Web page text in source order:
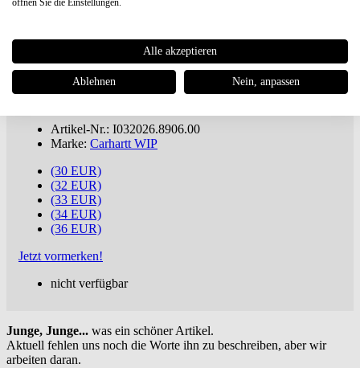
Carhartt WIP Single Knee Short
€ 88,95
versandkostenfreie Lieferung oder Buch dabei ***
Artikel-Nr.: I032026.8906.00
Marke: Carhartt WIP
(30 EUR)
(32 EUR)
(33 EUR)
(34 EUR)
(36 EUR)
Jetzt vormerken!
nicht verfügbar
Junge, Junge... was ein schöner Artikel.
Aktuell fehlen uns noch die Worte ihn zu beschreiben, aber wir
arbeiten daran.
Alle akzeptieren
Ablehnen Nein, anpassen